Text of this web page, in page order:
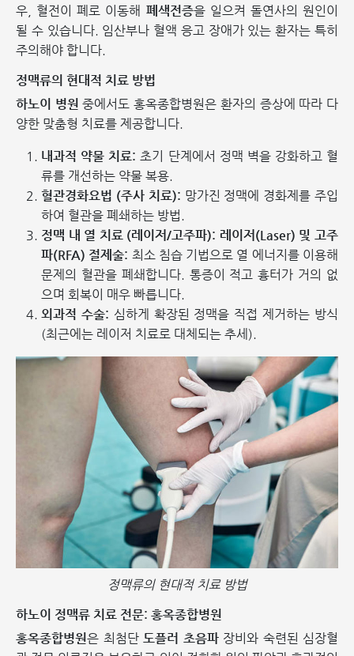
우, 혈전이 폐로 이동해 폐색전증을 일으켜 돌연사의 원인이
될 수 있습니다. 임산부나 혈액 응고 장애가 있는 환자는 특히
주의해야 합니다.
정맥류의 현대적 치료 방법
하노이 병원 중에서도 홍옥종합병원은 환자의 증상에 따라 다
양한 맞춤형 치료를 제공합니다.
내과적 약물 치료: 초기 단계에서 정맥 벽을 강화하고 혈
류를 개선하는 약물 복용.
혈관경화요법 (주사 치료): 망가진 정맥에 경화제를 주입
하여 혈관을 폐쇄하는 방법.
정맥 내 열 치료 (레이저/고주파): 레이저(Laser) 및 고주
파(RFA) 절제술: 최소 침습 기법으로 열 에너지를 이용해
문제의 혈관을 폐쇄합니다. 통증이 적고 흉터가 거의 없
으며 회복이 매우 빠릅니다.
외과적 수술: 심하게 확장된 정맥을 직접 제거하는 방식
(최근에는 레이저 치료로 대체되는 추세).
정맥류의 현대적 치료 방법
하노이 정맥류 치료 전문: 홍옥종합병원
홍옥종합병원은 최첨단 도플러 초음파장비와 숙련된 심장혈